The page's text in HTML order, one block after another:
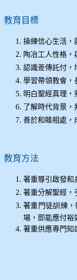
教育目標
操練信心生活，
陶冶工人性格，
認識差傳託付，
學習帶領教會，
明白聖經真理，
了解時代背景，
善於和睦相處
教育方法
著重導引啟發和
著重分解聖經，
著重門徒訓練
場，即能應付裕
著重供應專門知